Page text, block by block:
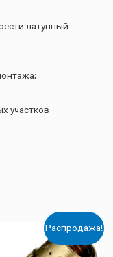
латунный
участков
Распродажа!